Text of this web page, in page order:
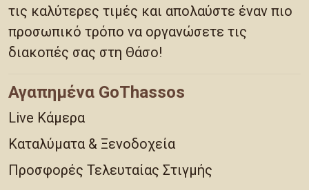
τις καλύτερες τιμές και απολαύστε έναν πιο
προσωπικό τρόπο να οργανώσετε τις
διακοπές σας στη Θάσο!
Αγαπημένα GoThassos
Live Κάμερα
Καταλύματα & Ξενοδοχεία
Προσφορές Τελευταίας Στιγμής